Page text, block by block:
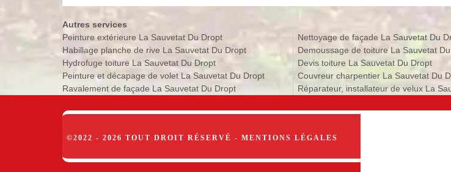
Autres services
Peinture extérieure La Sauvetat Du Dropt
Habillage planche de rive La Sauvetat Du Dropt
Hydrofuge toiture La Sauvetat Du Dropt
Peinture et décapage de volet La Sauvetat Du Dropt
Ravalement de façade La Sauvetat Du Dropt
Nettoyage de façade La Sauvetat Du
Demoussage de toiture La Sauvetat
Devis toiture La Sauvetat Du Dropt
Couvreur charpentier La Sauvetat Du
Réparateur, installateur de velux La
©2022 - 2026 TOUT DROIT RÉSERVÉ - MENTIONS LÉGALES